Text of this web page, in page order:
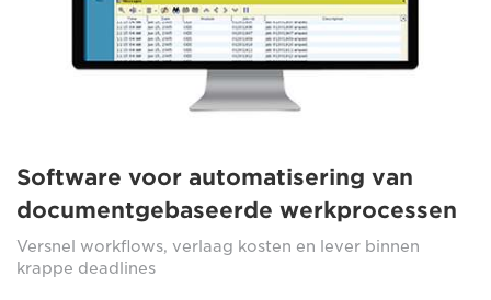
Software voor automatisering van
documentgebaseerde werkprocessen
Versnel workflows, verlaag kosten en lever binnen
krappe deadlines